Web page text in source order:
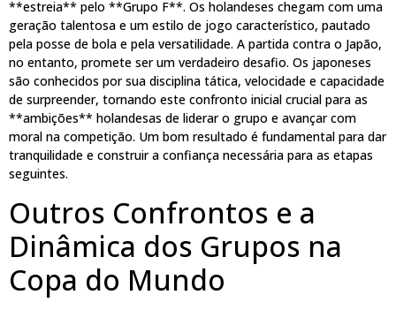
**estreia** pelo **Grupo F**. Os holandeses chegam com uma
geração talentosa e um estilo de jogo característico, pautado
pela posse de bola e pela versatilidade. A partida contra o Japão,
no entanto, promete ser um verdadeiro desafio. Os japoneses
são conhecidos por sua disciplina tática, velocidade e capacidade
de surpreender, tornando este confronto inicial crucial para as
**ambições** holandesas de liderar o grupo e avançar com
moral na competição. Um bom resultado é fundamental para dar
tranquilidade e construir a confiança necessária para as etapas
seguintes.
Outros Confrontos e a
Dinâmica dos Grupos na
Copa do Mundo